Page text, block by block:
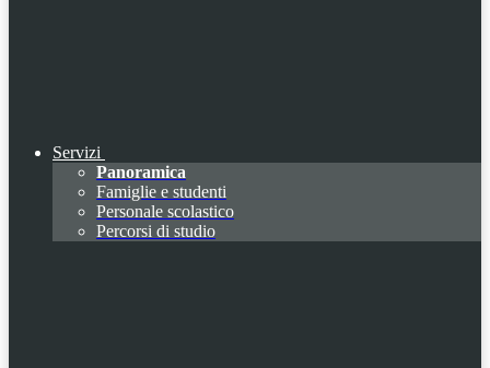
Servizi
Panoramica
Famiglie e studenti
Personale scolastico
Percorsi di studio